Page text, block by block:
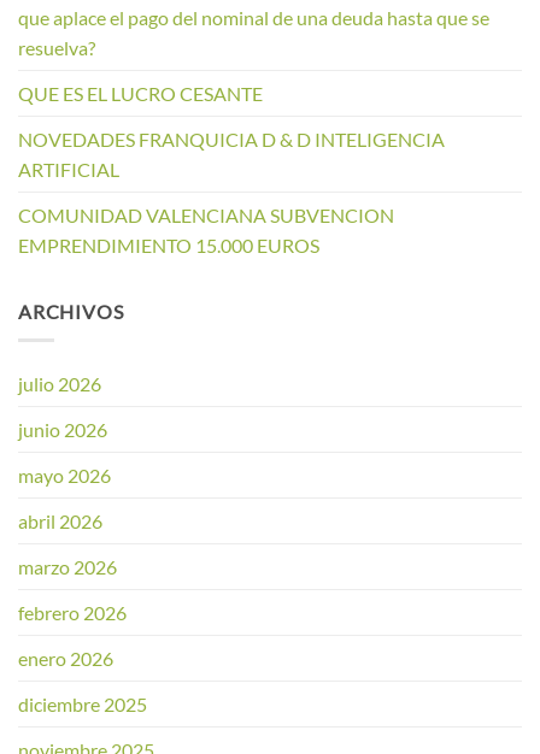
que aplace el pago del nominal de una deuda hasta que se
resuelva?
QUE ES EL LUCRO CESANTE
NOVEDADES FRANQUICIA D & D INTELIGENCIA
ARTIFICIAL
COMUNIDAD VALENCIANA SUBVENCION
EMPRENDIMIENTO 15.000 EUROS
ARCHIVOS
julio 2026
junio 2026
mayo 2026
abril 2026
marzo 2026
febrero 2026
enero 2026
diciembre 2025